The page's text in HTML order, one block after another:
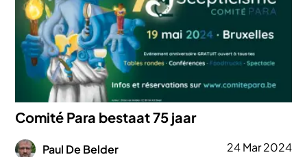
Comité Para bestaat 75 jaar
Afbeelding
Paul De Belder 24 Mar 2024